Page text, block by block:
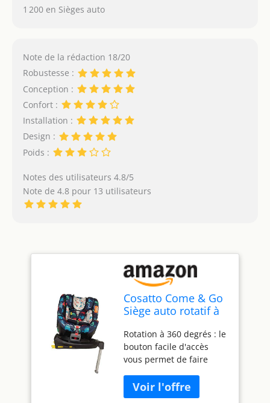
1 200 en Sièges auto
Note de la rédaction 18/20
Robustesse :
Conception :
Confort :
Installation :
Design :
Poids :
Notes des utilisateurs 4.8/5
Note de 4.8 pour 13 utilisateurs
Cosatto Come & Go
Siège auto rotatif à
105 cm), iSize,
ISOFIX, protection
contre les chocs
latéraux, anti-fuite,
face arrière étendue
(D est pour
Rotation à 360 degrés : le
bouton facile d'accès
vous permet de faire
voiture à 360 degrés. Fini
les étirements lorsque